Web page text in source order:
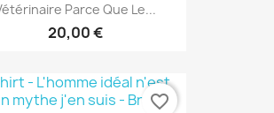
Parce Que Le...
20,00 €
favorite_border